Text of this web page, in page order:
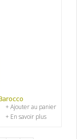
+ Ajouter au panier
+ En savoir plus